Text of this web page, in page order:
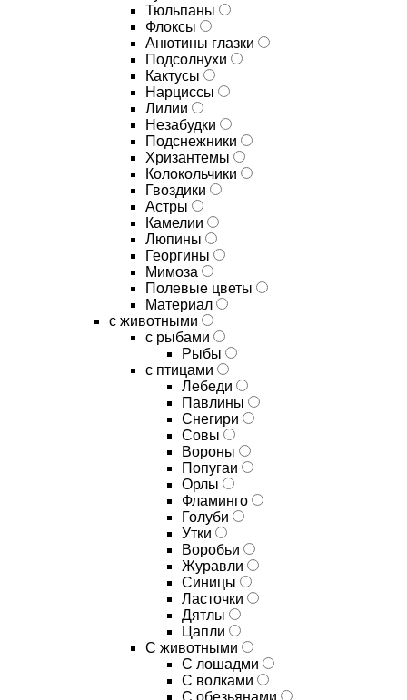
Тюльпаны
Флоксы
Анютины глазки
Подсолнухи
Кактусы
Нарциссы
Лилии
Незабудки
Подснежники
Хризантемы
Колокольчики
Гвоздики
Астры
Камелии
Люпины
Георгины
Мимоза
Полевые цветы
Материал
с животными
с рыбами
Рыбы
с птицами
Лебеди
Павлины
Снегири
Совы
Вороны
Попугаи
Орлы
Фламинго
Голуби
Утки
Воробьи
Журавли
Синицы
Ласточки
Дятлы
Цапли
С животными
С лошадми
С волками
С обезьянами